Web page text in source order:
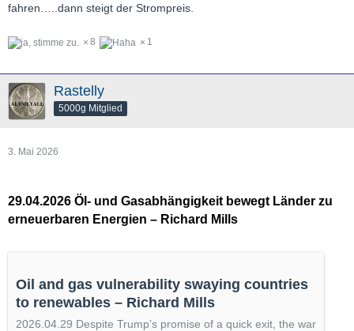
fahren…..dann steigt der Strompreis.
8 1
Rastelly
5000g Mitglied
3. Mai 2026
29.04.2026 Öl- und Gasabhängigkeit bewegt Länder zu
erneuerbaren Energien – Richard Mills
Oil and gas vulnerability swaying countries
to renewables – Richard Mills
2026.04.29 Despite Trump’s promise of a quick exit, the war